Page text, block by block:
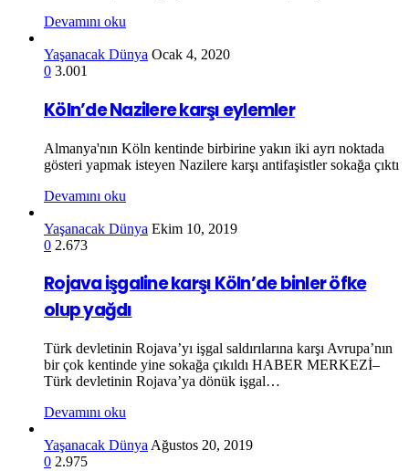
Devamını oku
Yaşanacak Dünya Ocak 4, 2020
0 3.001
Köln’de Nazilere karşı eylemler
Almanya'nın Köln kentinde birbirine yakın iki ayrı noktada
gösteri yapmak isteyen Nazilere karşı antifaşistler sokağa çıktı
Devamını oku
Yaşanacak Dünya Ekim 10, 2019
0 2.673
Rojava işgaline karşı Köln’de binler öfke
olup yağdı
Türk devletinin Rojava’yı işgal saldırılarına karşı Avrupa’nın
bir çok kentinde yine sokağa çıkıldı HABER MERKEZİ–
Türk devletinin Rojava’ya dönük işgal…
Devamını oku
Yaşanacak Dünya Ağustos 20, 2019
0 2.975